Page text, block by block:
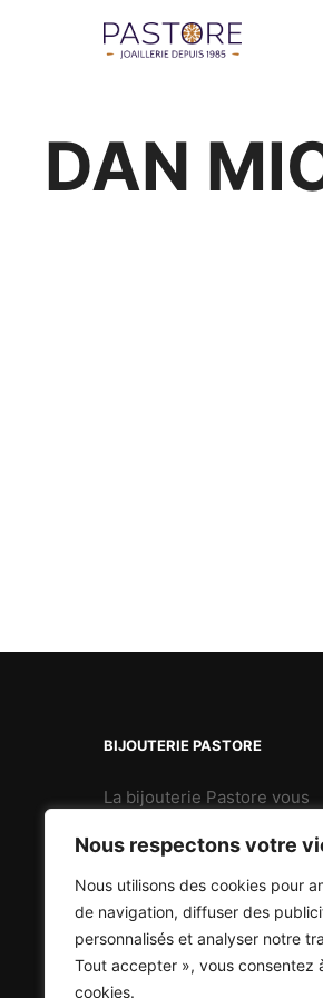
Nous respectons votre
Nous utilisons des cookies pour
de navigation, diffuser des
personnalisés et analyser notre
Tout accepter », vous consentez
cookies.
DAN
BIJOUTERIE PASTORE
La bijouterie Pastore vous
vous offre son authentique
savoir-faire en matière de
créations et de
transformations de bijoux.